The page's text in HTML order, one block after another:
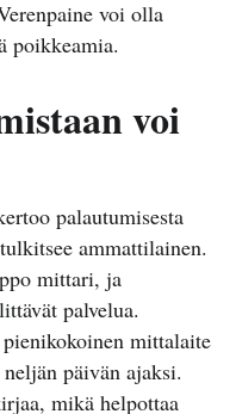
voi olla
poikkeamia.
voi
palautumisesta
ammattilainen.
mittari, ja
palvelua.
mittalaite
päivän ajaksi.
mikä helpottaa